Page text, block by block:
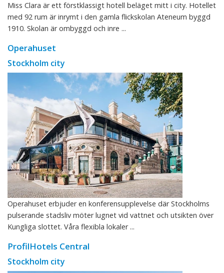
Miss Clara är ett förstklassigt hotell beläget mitt i city. Hotellet
med 92 rum är inrymt i den gamla flickskolan Ateneum byggd
1910. Skolan är ombyggd och inre ...
Operahuset
Stockholm city
Operahuset erbjuder en konferensupplevelse där Stockholms
pulserande stadsliv möter lugnet vid vattnet och utsikten över
Kungliga slottet. Våra flexibla lokaler ...
ProfilHotels Central
Stockholm city